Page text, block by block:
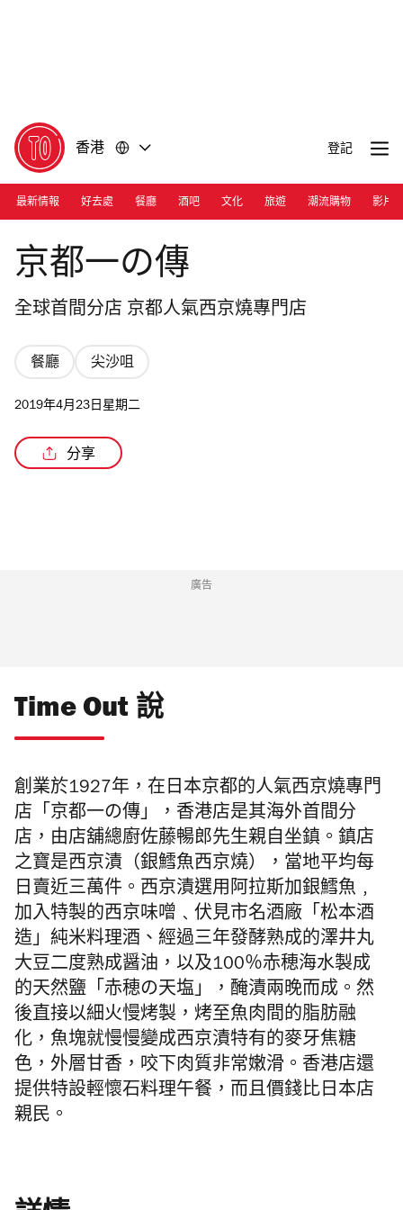
香港 登記
最新情報 好去處 餐廳 酒吧 文化 旅遊 潮流購物 影片
Photograph: Courtesy Kyoto Ichinoden
京都一の傳
全球首間分店 京都人氣西京燒專門店
餐廳 尖沙咀
2019年4月23日星期二
分享
廣告
Time Out 說
創業於1927年，在日本京都的人氣西京燒專門
店「京都一の傳」，香港店是其海外首間分
店，由店舖總廚佐藤暢郎先生親自坐鎮。 鎮店
之寶是西京漬（銀鱈魚西京燒）， 當地平均每
日賣近三萬件。 西京漬選用阿拉斯加銀鱈魚 ﹐
加入特製的西京味噌﹑伏見市名酒廠「松本酒
造」純米料理酒、經過三年發酵熟成的澤井丸
大豆二度熟成醤油， 以及100％赤穂海水製成
的天然鹽「赤穂の天塩」，醃漬兩晚而成。然
後直接以細火慢烤製，烤至魚肉間的脂肪融
化，魚塊就慢慢變成西京漬特有的麥牙焦糖
色，外層甘香，咬下肉質非常嫩滑。香港店還
提供特設輕懷石料理午餐，而且價錢比日本店
親民。